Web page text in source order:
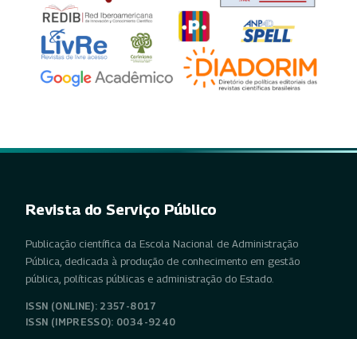
Revista do Serviço Público
Publicação científica da Escola Nacional de Administração
Pública, dedicada à produção de conhecimento em gestão
pública, políticas públicas e administração do Estado.
ISSN (ONLINE): 2357-8017
ISSN (IMPRESSO): 0034-9240